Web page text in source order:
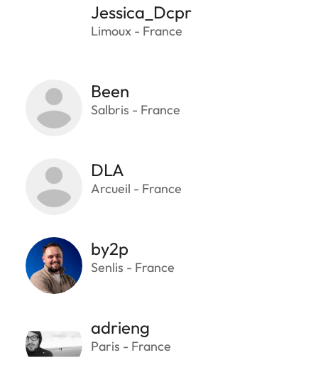
Jessica_Dcpr
Limoux - France
Been
Salbris - France
DLA
Arcueil - France
by2p
Senlis - France
adrieng
Paris - France